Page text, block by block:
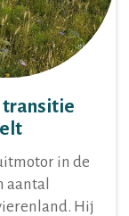
transitie
in de
aantal
Hij